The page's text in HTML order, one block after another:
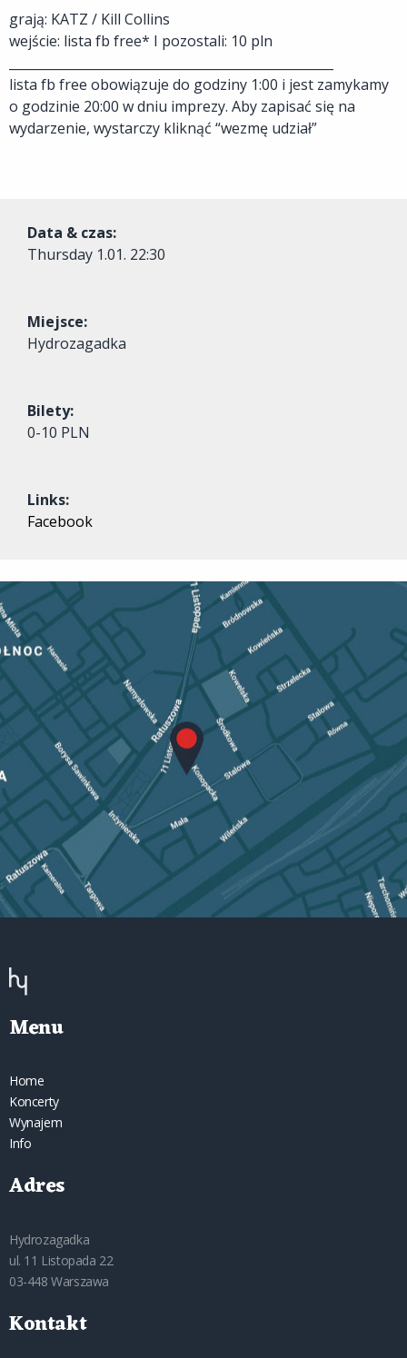
grają: KATZ / Kill Collins
wejście: lista fb free* I pozostali: 10 pln
lista fb free obowiązuje do godziny 1:00 i jest zamykamy
o godzinie 20:00 w dniu imprezy. Aby zapisać się na
wydarzenie, wystarczy kliknąć “wezmę udział”
Data & czas:
Thursday 1.01. 22:30
Miejsce:
Hydrozagadka
Bilety:
0-10 PLN
Links:
Facebook
Menu
Home
Koncerty
Wynajem
Info
Adres
Hydrozagadka
ul. 11 Listopada 22
03-448 Warszawa
Kontakt